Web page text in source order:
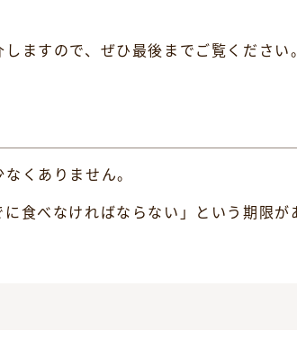
ますので、ぜひ最後までご覧ください。
くありません。
食べなければならない」という期限